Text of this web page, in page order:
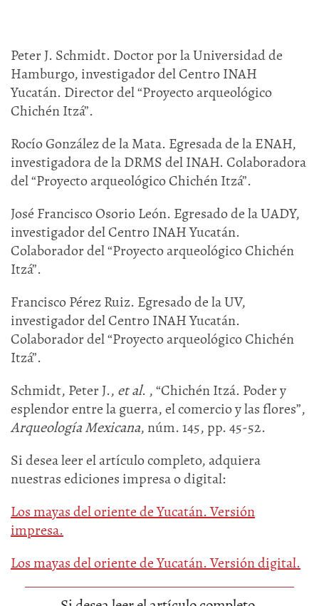
Peter J. Schmidt. Doctor por la Universidad de
Hamburgo, investigador del Centro INAH
Yucatán. Director del “Proyecto arqueológico
Chichén Itzá”.
Rocío González de la Mata. Egresada de la ENAH,
investigadora de la DRMS del INAH. Colaboradora
del “Proyecto arqueológico Chichén Itzá”.
José Francisco Osorio León. Egresado de la UADY,
investigador del Centro INAH Yucatán.
Colaborador del “Proyecto arqueológico Chichén
Itzá”.
Francisco Pérez Ruiz. Egresado de la UV,
investigador del Centro INAH Yucatán.
Colaborador del “Proyecto arqueológico Chichén
Itzá”.
Schmidt, Peter J., et al. , “Chichén Itzá. Poder y
esplendor entre la guerra, el comercio y las flores”,
Arqueología Mexicana, núm. 145, pp. 45-52.
Si desea leer el artículo completo, adquiera
nuestras ediciones impresa o digital:
Los mayas del oriente de Yucatán. Versión
impresa.
Los mayas del oriente de Yucatán. Versión digital.